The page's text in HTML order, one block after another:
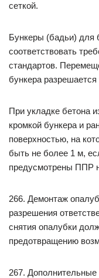
сеткой.
Бункеры (бадьи) для
соответствовать
стандартов.
бункера
При укладке бетона
кромкой бункера и
поверхностью, на
быть не более 1 м,
предусмотрены ППР
266. Демонтаж
разрешения
снятия опалубки
предотвращению
267.